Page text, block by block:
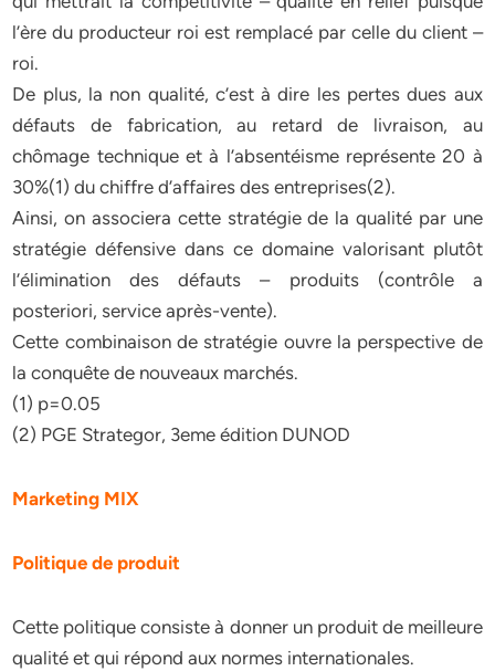
l’ère du producteur roi est remplacé par celle du client –
roi.
De plus, la non qualité, c’est à dire les pertes dues aux
défauts de fabrication, au retard de livraison, au
chômage technique et à l’absentéisme représente 20 à
30%(1) du chiffre d’affaires des entreprises(2).
Ainsi, on associera cette stratégie de la qualité par une
stratégie défensive dans ce domaine valorisant plutôt
l’élimination des défauts – produits (contrôle a
posteriori, service après-vente).
Cette combinaison de stratégie ouvre la perspective de
la conquête de nouveaux marchés.
(1) p=0.05
(2) PGE Strategor, 3eme édition DUNOD
Marketing MIX
Politique de produit
Cette politique consiste à donner un produit de meilleure
qualité et qui répond aux normes internationales.